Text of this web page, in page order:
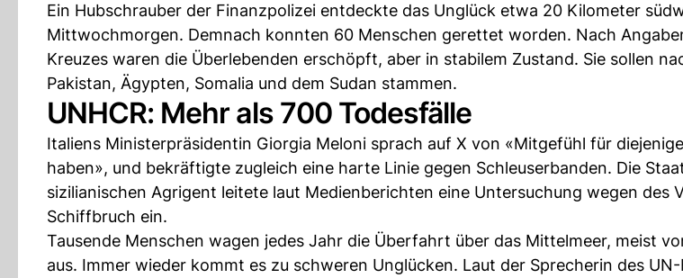
Ein Hubschrauber der Finanzpolizei entdeckte das Unglück etwa 20 Kilometer
Mittwochmorgen. Demnach konnten 60 Menschen gerettet worden. Nach
Kreuzes waren die Überlebenden erschöpft, aber in stabilem Zustand. Sie sollen
Pakistan, Ägypten, Somalia und dem Sudan stammen.
UNHCR: Mehr als 700 Todesfälle
Italiens Ministerpräsidentin Giorgia Meloni sprach auf X von «Mitgefühl für
haben», und bekräftigte zugleich eine harte Linie gegen Schleuserbanden. Die
sizilianischen Agrigent leitete laut Medienberichten eine Untersuchung wegen des
Schiffbruch ein.
Tausende Menschen wagen jedes Jahr die Überfahrt über das Mittelmeer, meist
aus. Immer wieder kommt es zu schweren Unglücken. Laut der Sprecherin des